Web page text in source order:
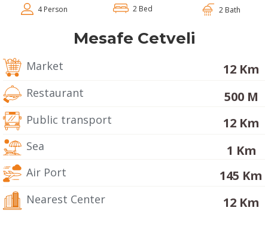
4 Person 2 Bed 2 Bath
Mesafe Cetveli
Market 12 Km
Restaurant 500 M
Public transport 12 Km
Sea 1 Km
Air Port 145 Km
Nearest Center 12 Km